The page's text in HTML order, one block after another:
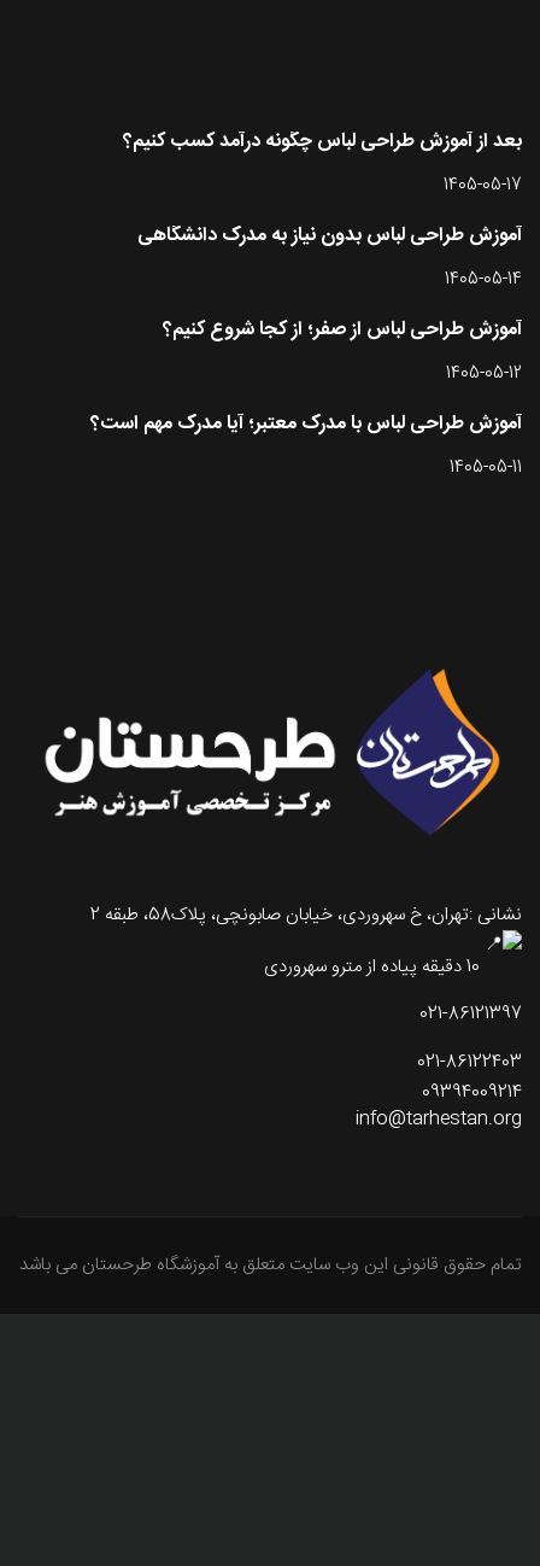
بعد از آموزش طراحی لباس چگونه درآمد کسب کنیم؟
1405-05-17
آموزش طراحی لباس بدون نیاز به مدرک دانشگاهی
1405-05-14
آموزش طراحی لباس از صفر؛ از کجا شروع کنیم؟
1405-05-12
آموزش طراحی لباس با مدرک معتبر؛ آیا مدرک مهم است؟
1405-05-11
نشانی :تهران، خ سهروردی، خیابان صابونچی، پلاک58، طبقه 2
021-86121397
021-86122403
09394009214
info@tarhestan.org
تمام حقوق قانونی این وب سایت متعلق به آموزشگاه طرحستان می باشد